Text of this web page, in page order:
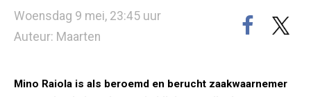
Woensdag 9 mei, 23:45 uur
Auteur: Maarten
Mino Raiola is als beroemd en berucht zaakwaarnemer